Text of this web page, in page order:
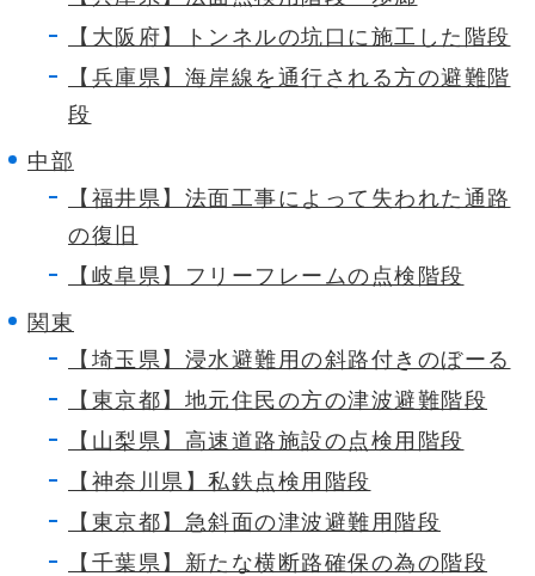
【大阪府】トンネルの坑口に施工した階段
【兵庫県】海岸線を通行される方の避難階
段
中部
【福井県】法面工事によって失われた通路
の復旧
【岐阜県】フリーフレームの点検階段
関東
【埼玉県】浸水避難用の斜路付きのぼーる
【東京都】地元住民の方の津波避難階段
【山梨県】高速道路施設の点検用階段
【神奈川県】私鉄点検用階段
【東京都】急斜面の津波避難用階段
【千葉県】新たな横断路確保の為の階段